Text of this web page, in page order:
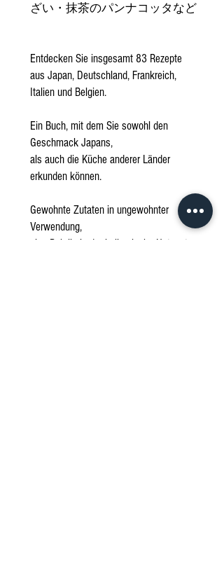
ざい・抹茶のパンナコッタなど
Entdecken Sie insgesamt 83 Rezepte
aus Japan, Deutschland, Frankreich,
Italien und Belgien.
Ein Buch, mit dem Sie sowohl den
Geschmack Japans,
als auch die Küche anderer Länder
erkunden können.
Gewohnte Zutaten in ungewohnter
Verwendung,
eine Rubrik, in der kulinarische Hotspots